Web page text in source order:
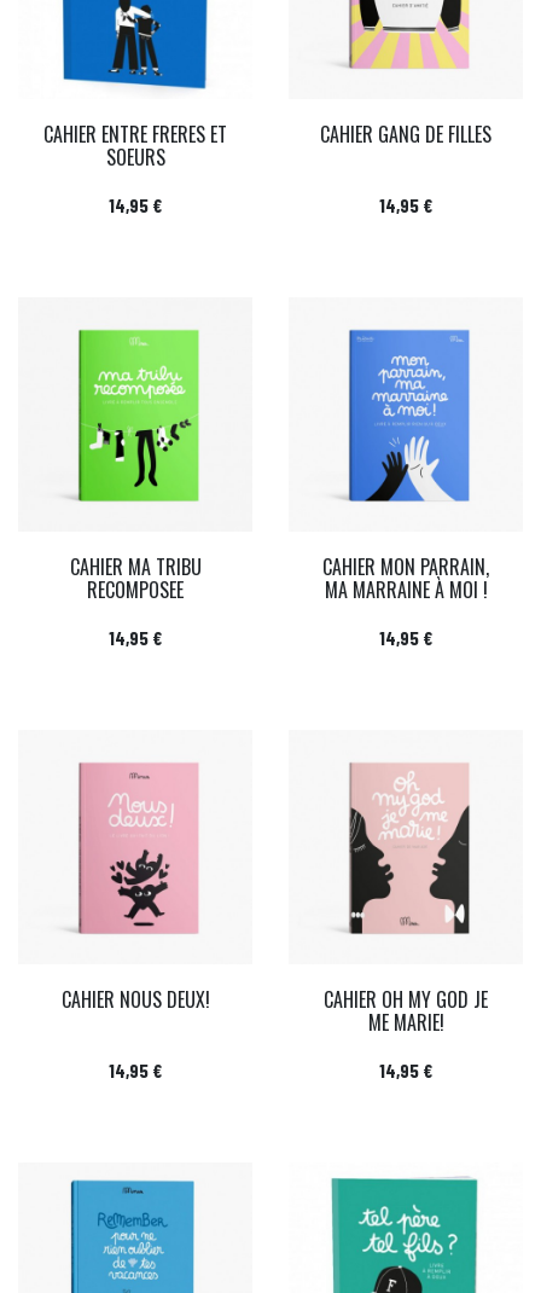
CAHIER ENTRE FRERES ET
SOEURS
Prix
14,95 €
CAHIER GANG DE FILLES
Prix
14,95 €
CAHIER MA TRIBU
RECOMPOSEE
Prix
14,95 €
CAHIER MON PARRAIN,
MA MARRAINE À MOI !
Prix
14,95 €
CAHIER NOUS DEUX!
Prix
14,95 €
CAHIER OH MY GOD JE
ME MARIE!
Prix
14,95 €